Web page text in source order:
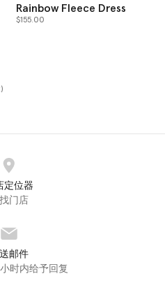
Rainbow Fleece Dress
$155.00
定位器
门店
邮件
时内给予回复